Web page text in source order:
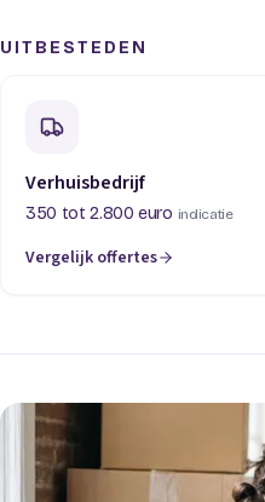
UITBESTEDEN
Verhuisbedrijf
350 tot 2.800 euro indicatie
Vergelijk offertes
(opent in een nieuw tabblad)